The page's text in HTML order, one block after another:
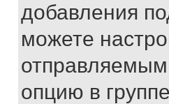
добавления
можете
опцию в